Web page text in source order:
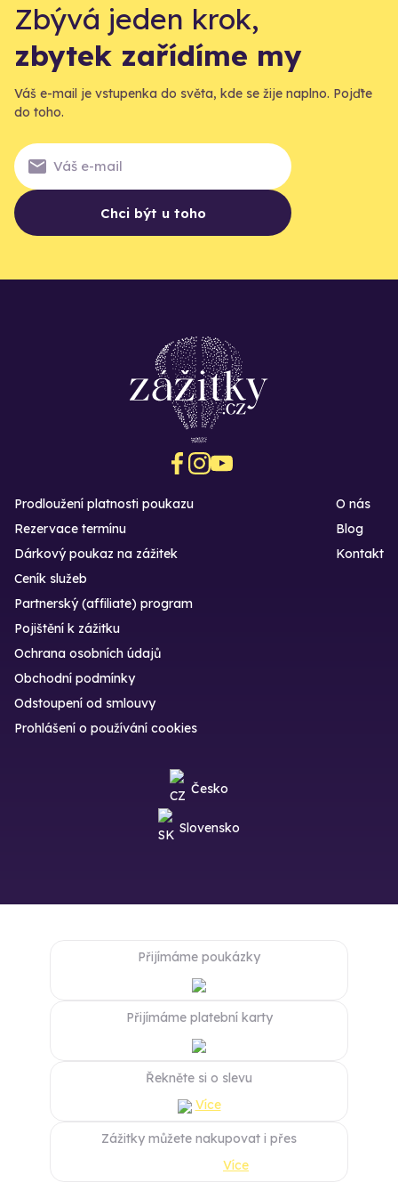
Zbývá jeden krok,
zbytek zařídíme my
Váš e-mail je vstupenka do světa, kde se žije naplno. Pojďte
do toho.
Chci být u toho
Prodloužení platnosti poukazu
Rezervace termínu
Dárkový poukaz na zážitek
O nás
Blog
Kontakt
Ceník služeb
Partnerský (affiliate) program
Pojištění k zážitku
Ochrana osobních údajů
Obchodní podmínky
Odstoupení od smlouvy
Prohlášení o používání cookies
Česko
Slovensko
Přijímáme poukázky
Přijímáme platební karty
Řekněte si o slevu
Více
Zážitky můžete nakupovat i přes
Více